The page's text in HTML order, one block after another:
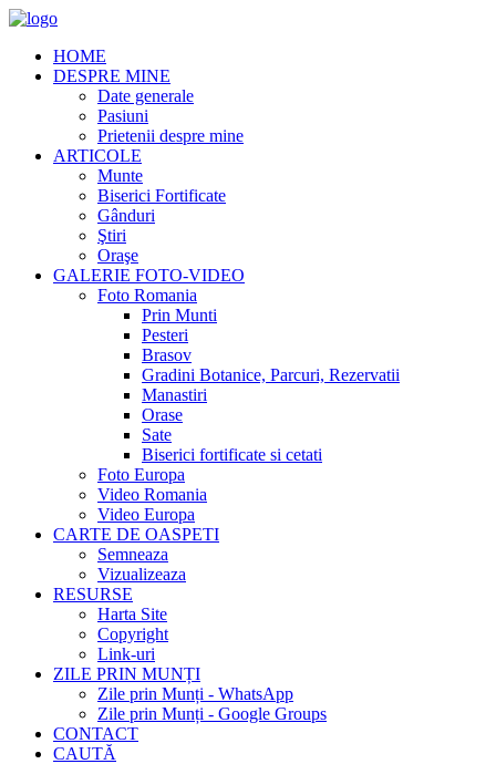
HOME
DESPRE MINE
Date generale
Pasiuni
Prietenii despre mine
ARTICOLE
Munte
Biserici Fortificate
Gânduri
Ştiri
Oraşe
GALERIE FOTO-VIDEO
Foto Romania
Prin Munti
Pesteri
Brasov
Gradini Botanice, Parcuri, Rezervatii
Manastiri
Orase
Sate
Biserici fortificate si cetati
Foto Europa
Video Romania
Video Europa
CARTE DE OASPETI
Semneaza
Vizualizeaza
RESURSE
Harta Site
Copyright
Link-uri
ZILE PRIN MUNȚI
Zile prin Munți - WhatsApp
Zile prin Munți - Google Groups
CONTACT
CAUTĂ